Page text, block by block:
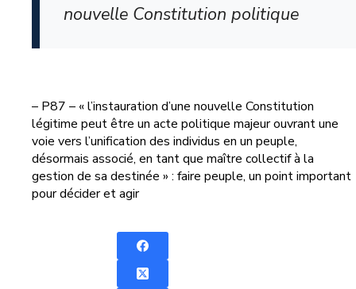
nouvelle Constitution politique
– P87 – « l’instauration d’une nouvelle Constitution
légitime peut être un acte politique majeur ouvrant une
voie vers l’unification des individus en un peuple,
désormais associé, en tant que maître collectif à la
gestion de sa destinée » : faire peuple, un point important
pour décider et agir